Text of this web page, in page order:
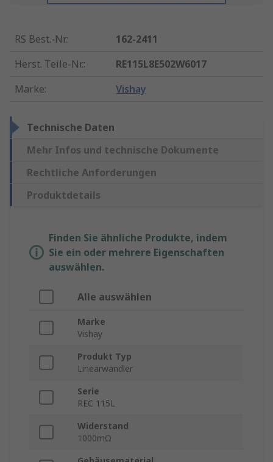
RS Best.-Nr.:
162-2411
Herst. Teile-Nr.:
RE115L8E502W6017
Marke: Vishay
Technische Daten
Mehr Infos und technische Dokumente
Rechtliche Anforderungen
Produktdetails
Finden Sie ähnliche Produkte, indem
Sie ein oder mehrere Eigenschaften
auswählen.
Alle auswählen
Marke
Vishay
Produkt Typ
Linearwandler
Serie
REC 115L
Widerstand
1000mΩ